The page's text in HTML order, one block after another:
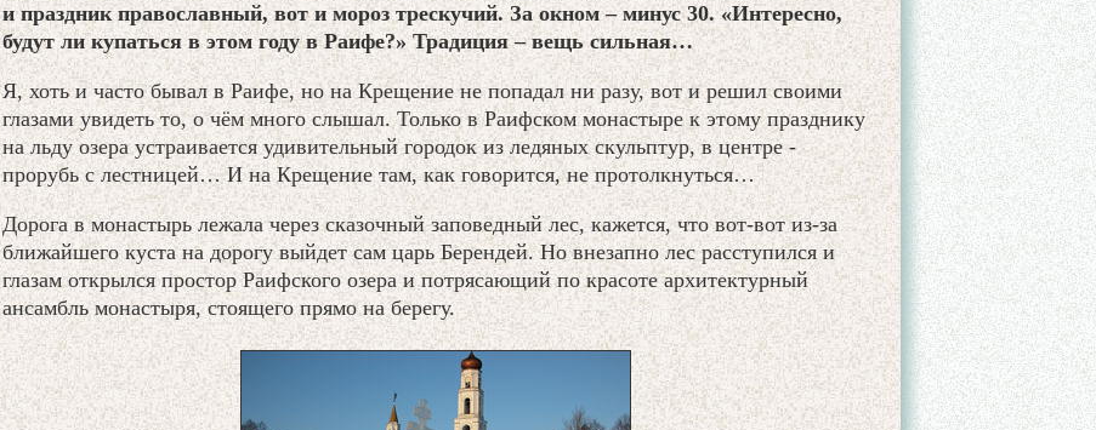
и праздник православный, вот и мороз трескучий. За окном – минус 30. «Интересно,
будут ли купаться в этом году в Раифе?» Традиция – вещь сильная…
Я, хоть и часто бывал в Раифе, но на Крещение не попадал ни разу, вот и решил своими
глазами увидеть то, о чём много слышал. Только в Раифском монастыре к этому празднику
на льду озера устраивается удивительный городок из ледяных скульптур, в центре -
прорубь с лестницей… И на Крещение там, как говорится, не протолкнуться…
Дорога в монастырь лежала через сказочный заповедный лес, кажется, что вот-вот из-за
ближайшего куста на дорогу выйдет сам царь Берендей. Но внезапно лес расступился и
глазам открылся простор Раифского озера и потрясающий по красоте архитектурный
ансамбль монастыря, стоящего прямо на берегу.